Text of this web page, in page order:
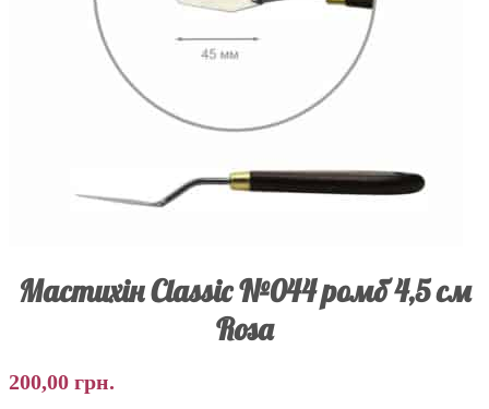
Мастихін Classic №044 ромб 4,5 см
Rosa
200,00 грн.